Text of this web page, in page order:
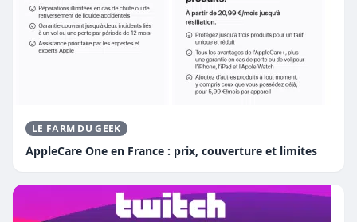
LE FARM DU GEEK
AppleCare One en France : prix, couverture et limites